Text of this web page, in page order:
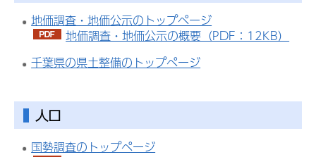
地価調査・地価公示のトップページ
地価調査・地価公示の概要（PDF：12KB）
千葉県の県土整備のトップページ
人口
国勢調査のトップページ